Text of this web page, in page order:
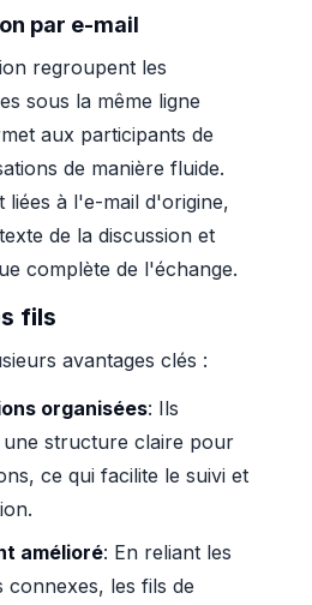
par e-mail
regroupent les
sous la même ligne
aux participants de
de manière fluide.
liées à l'e-mail d'origine,
de la discussion et
complète de l'échange.
fils
avantages clés :
organisées: Ils
structure claire pour
ce qui facilite le suivi et
amélioré: En reliant les
connexes, les fils de